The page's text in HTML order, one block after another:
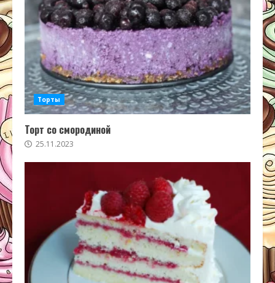
Торты
Торт со смородиной
25.11.2023